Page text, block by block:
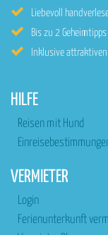
Liebevoll
Bis zu 2 Geheimtipps
Inklusive attraktiven
HILFE
Reisen mit Hund
VERMIETER
Login
Ferienunterkunft